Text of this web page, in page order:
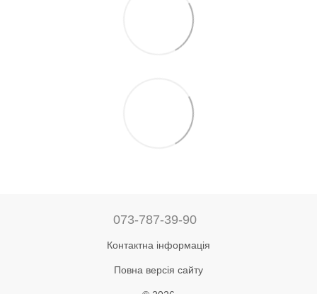
073-787-39-90
Контактна інформація
Повна версія сайту